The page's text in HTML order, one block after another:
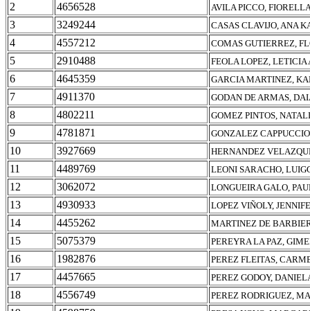
2 4656528 AVILA PICCO,
3 3249244 CASAS CLAVIJO, ANA
4 4557212 COMAS GUTIERREZ,
5 2910488 FEOLA LOPEZ, LETICIA
6 4645359 GARCIA MARTINEZ,
7 4911370 GODAN DE ARMAS,
8 4802211 GOMEZ PINTOS,
9 4781871 GONZALEZ
10 3927669 HERNANDEZ
11 4489769 LEONI SARACHO,
12 3062072 LONGUEIRA GALO,
13 4930933 LOPEZ VIÑOLY,
14 4455262 MARTINEZ DE
15 5075379 PEREYRA LA PAZ,
16 1982876 PEREZ FLEITAS,
17 4457665 PEREZ GODOY,
18 4556749 PEREZ RODRIGUEZ,